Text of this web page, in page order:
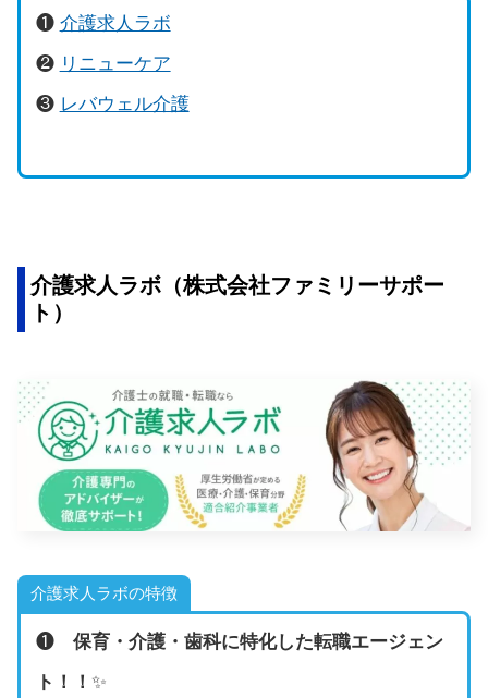
❶ 介護求人ラボ
❷ リニューケア
❸ レバウェル介護
介護求人ラボ（株式会社ファミリーサポー
ト）
介護求人ラボの特徴
❶ 保育・介護・歯科に特化した転職エージェン
ト！！ ✨